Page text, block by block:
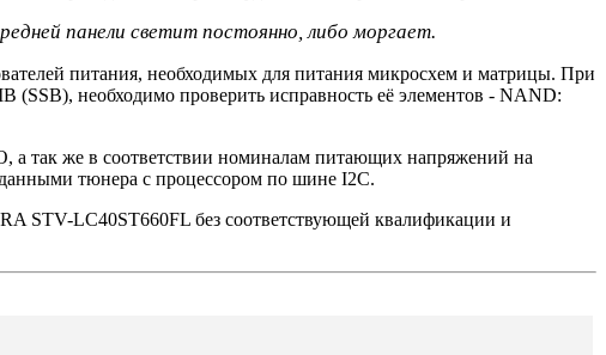
панели светит постоянно, либо моргает.
питания, необходимых для питания микросхем и матрицы. При
необходимо проверить исправность её элементов - NAND:
а так же в соответствии номиналам питающих напряжений на
тюнера с процессором по шине I2C.
STV-LC40ST660FL без соответствующей квалификации и